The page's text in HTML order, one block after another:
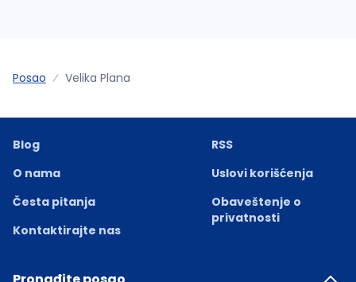
Posao Velika Plana
Blog
O nama
Česta pitanja
Kontaktirajte nas
RSS
Uslovi korišćenja
Obaveštenje o
privatnosti